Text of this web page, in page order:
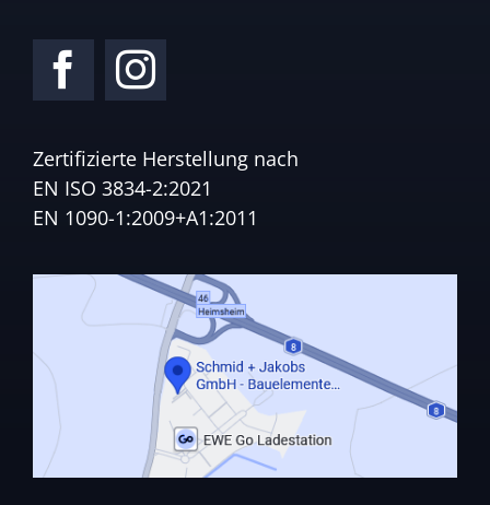
Zertifizierte Herstellung nach
EN ISO 3834-2:2021
EN 1090-1:2009+A1:2011